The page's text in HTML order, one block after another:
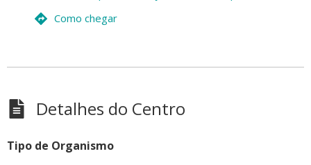
Como chegar
Detalhes do Centro
Tipo de Organismo